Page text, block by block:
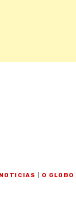
NOTICIAS O GLOBO